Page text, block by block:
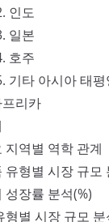
인도
일본
호주
기타 아시아 태평
리카
지역별 역학 관계
유형별 시장 규모
성장률 분석(%)
형별 시장 규모